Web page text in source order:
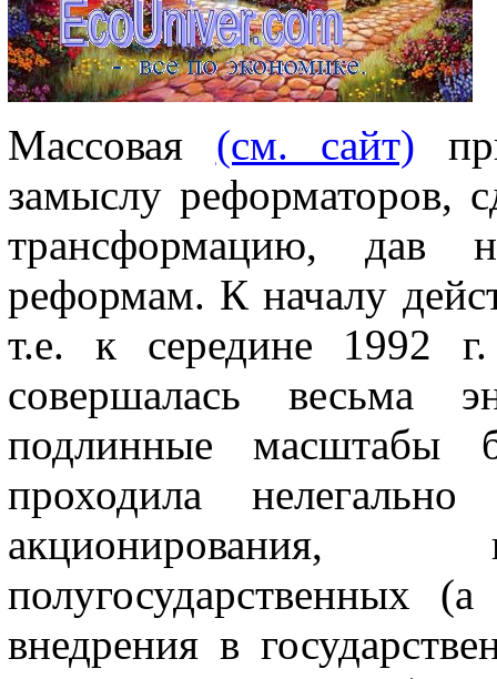
Массовая (см. сайт)
замыслу реформато­ров,
трансформацию, дав
реформам. К началу
т.е. к середине 1992
совершалась весьма
подлинные
проходила
акционирова­ния,
полугосударственных
внедрения в